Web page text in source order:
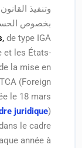
وتنفيذ القانون
بخصوص الحسابات
, de type IGA
et les États-
vue de la mise en
FATCA (Foreign
le 18 mars
voir cadre juridique
dans le cadre
chaque année à